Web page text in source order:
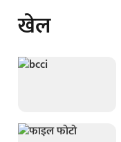
खेल